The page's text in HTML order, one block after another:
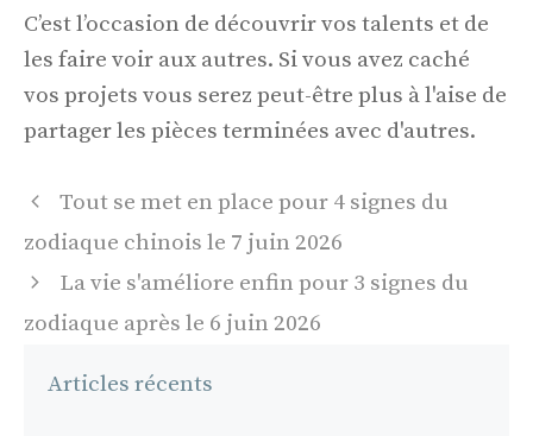
C’est l’occasion de découvrir vos talents et de
les faire voir aux autres. Si vous avez caché
vos projets vous serez peut-être plus à l'aise de
partager les pièces terminées avec d'autres.
Navigation
des
Tout se met en place pour 4 signes du
zodiaque chinois le 7 juin 2026
La vie s'améliore enfin pour 3 signes du
zodiaque après le 6 juin 2026
Articles récents